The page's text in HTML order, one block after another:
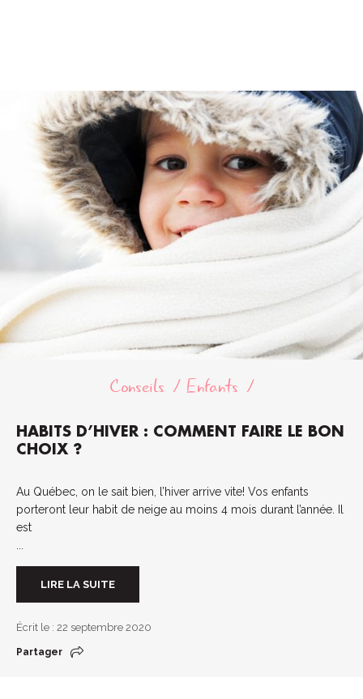
Conseils Enfants
HABITS D’HIVER : COMMENT FAIRE LE BON
CHOIX ?
Au Québec, on le sait bien, l’hiver arrive vite! Vos enfants
porteront leur habit de neige au moins 4 mois durant l’année. Il
est
LIRE LA SUITE
Écrit le : 22 septembre 2020
Partager